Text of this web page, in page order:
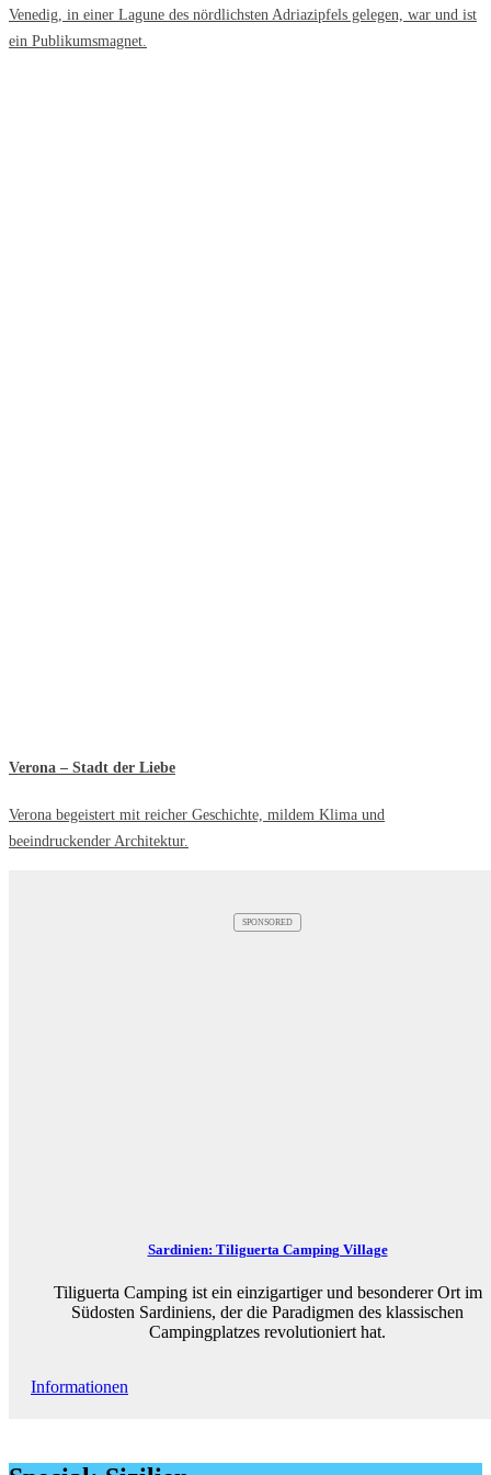
Venedig, in einer Lagune des nördlichsten Adriazipfels gelegen, war und ist
ein Publikumsmagnet.
Verona – Stadt der Liebe
Verona begeistert mit reicher Geschichte, mildem Klima und
beeindruckender Architektur.
SPONSORED
Sardinien: Tiliguerta Camping Village
Tiliguerta Camping ist ein einzigartiger und besonderer Ort im
Südosten Sardiniens, der die Paradigmen des klassischen
Campingplatzes revolutioniert hat.
Informationen